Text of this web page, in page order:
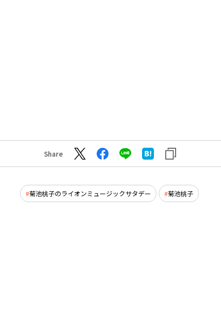
Share
菊池桃子のライオンミュージックサタデー 菊池桃子